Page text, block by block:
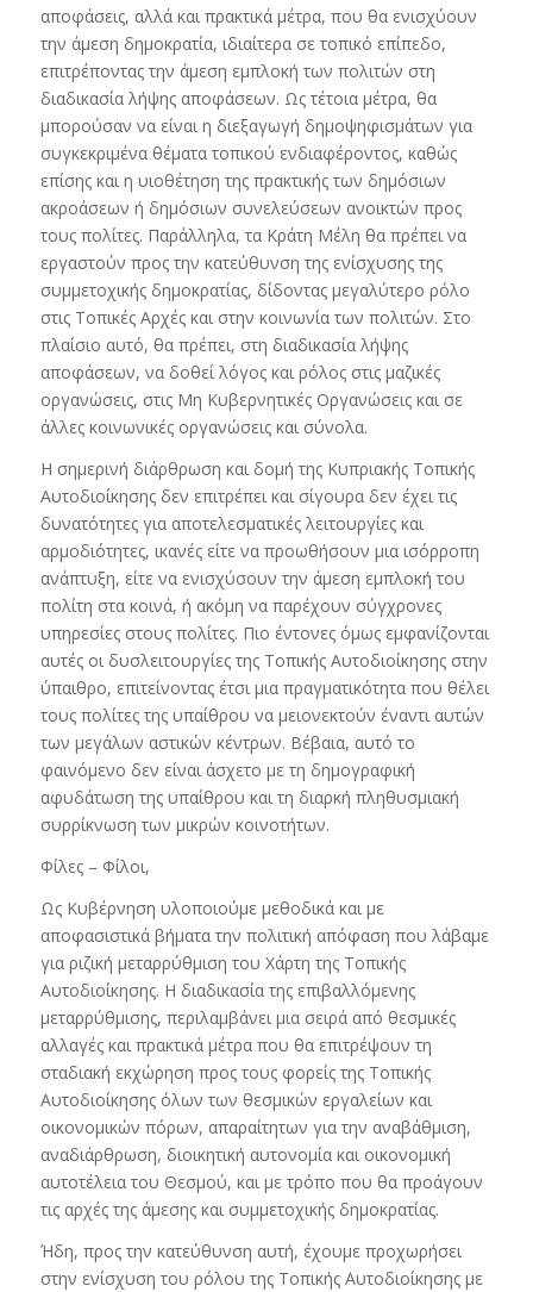
αποφάσεις, αλλά και πρακτικά μέτρα, που θα ενισχύουν
την άμεση δημοκρατία, ιδιαίτερα σε τοπικό επίπεδο,
επιτρέποντας την άμεση εμπλοκή των πολιτών στη
διαδικασία λήψης αποφάσεων. Ως τέτοια μέτρα, θα
μπορούσαν να είναι η διεξαγωγή δημοψηφισμάτων για
συγκεκριμένα θέματα τοπικού ενδιαφέροντος, καθώς
επίσης και η υιοθέτηση της πρακτικής των δημόσιων
ακροάσεων ή δημόσιων συνελεύσεων ανοικτών προς
τους πολίτες. Παράλληλα, τα Κράτη Μέλη θα πρέπει να
εργαστούν προς την κατεύθυνση της ενίσχυσης της
συμμετοχικής δημοκρατίας, δίδοντας μεγαλύτερο ρόλο
στις Τοπικές Αρχές και στην κοινωνία των πολιτών. Στο
πλαίσιο αυτό, θα πρέπει, στη διαδικασία λήψης
αποφάσεων, να δοθεί λόγος και ρόλος στις μαζικές
οργανώσεις, στις Μη Κυβερνητικές Οργανώσεις και σε
άλλες κοινωνικές οργανώσεις και σύνολα.
Η σημερινή διάρθρωση και δομή της Κυπριακής Τοπικής
Αυτοδιοίκησης δεν επιτρέπει και σίγουρα δεν έχει τις
δυνατότητες για αποτελεσματικές λειτουργίες και
αρμοδιότητες, ικανές είτε να προωθήσουν μια ισόρροπη
ανάπτυξη, είτε να ενισχύσουν την άμεση εμπλοκή του
πολίτη στα κοινά, ή ακόμη να παρέχουν σύγχρονες
υπηρεσίες στους πολίτες. Πιο έντονες όμως εμφανίζονται
αυτές οι δυσλειτουργίες της Τοπικής Αυτοδιοίκησης στην
ύπαιθρο, επιτείνοντας έτσι μια πραγματικότητα που θέλει
τους πολίτες της υπαίθρου να μειονεκτούν έναντι αυτών
των μεγάλων αστικών κέντρων. Βέβαια, αυτό το
φαινόμενο δεν είναι άσχετο με τη δημογραφική
αφυδάτωση της υπαίθρου και τη διαρκή πληθυσμιακή
συρρίκνωση των μικρών κοινοτήτων.
Φίλες – Φίλοι,
Ως Κυβέρνηση υλοποιούμε μεθοδικά και με
αποφασιστικά βήματα την πολιτική απόφαση που λάβαμε
για ριζική μεταρρύθμιση του Χάρτη της Τοπικής
Αυτοδιοίκησης. Η διαδικασία της επιβαλλόμενης
μεταρρύθμισης, περιλαμβάνει μια σειρά από θεσμικές
αλλαγές και πρακτικά μέτρα που θα επιτρέψουν τη
σταδιακή εκχώρηση προς τους φορείς της Τοπικής
Αυτοδιοίκησης όλων των θεσμικών εργαλείων και
οικονομικών πόρων, απαραίτητων για την αναβάθμιση,
αναδιάρθρωση, διοικητική αυτονομία και οικονομική
αυτοτέλεια του Θεσμού, και με τρόπο που θα προάγουν
τις αρχές της άμεσης και συμμετοχικής δημοκρατίας.
Ήδη, προς την κατεύθυνση αυτή, έχουμε προχωρήσει
στην ενίσχυση του ρόλου της Τοπικής Αυτοδιοίκησης με